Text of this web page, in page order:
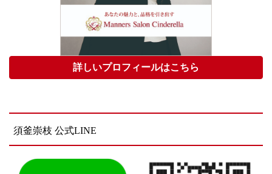
詳しいプロフィールはこちら
須釜崇枝 公式LINE